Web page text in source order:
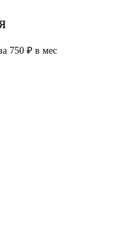
750 ₽ в мес